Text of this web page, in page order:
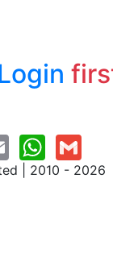
| 2010 - 2026